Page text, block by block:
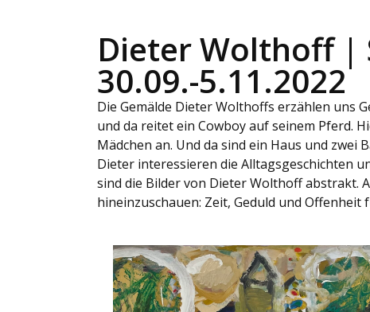
Dieter Wolthoff |
30.09.-5.11.2022
Die Gemälde Dieter Wolthoffs erzählen uns
und da reitet ein Cowboy auf seinem Pferd.
Mädchen an. Und da sind ein Haus und zwei
Dieter interessieren die Alltagsgeschichten
sind die Bilder von Dieter Wolthoff abstrakt.
hineinzuschauen: Zeit, Geduld und